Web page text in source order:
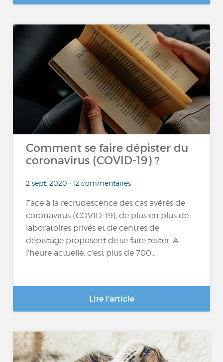
Comment se faire dépister du
coronavirus (COVID-19) ?
2 sept. 2020 • 12 commentaires
Face à la recrudescence des cas avérés de
coronavirus (COVID-19), de plus en plus de
laboratoires privés et de centres de
dépistage proposent de se faire tester. A
l’heure actuelle, c’est plus de 700...
Lire l'article